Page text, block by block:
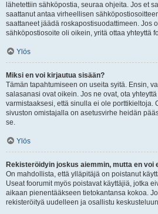
lähetettiin sähköpostia, seuraa ohjeita. Jos et
saattanut antaa virheellisen
saattaneet jäädä roskapostisuodattimeen. Jos
sähköpostiosoite oli oikein, yritä ottaa yhteyttä
Ylös
Miksi en voi kirjautua sisään?
Tämän tapahtumiseen on useita syitä. Ensin,
salasanasi ovat oikein. Jos ne ovat, ota
varmistaaksesi, että sinulla ei ole porttikieltoja.
sivuston omistajalla on asetusvirhe heidän
se.
Ylös
Rekisteröidyin joskus aiemmin, mutta en voi
On mahdollista, että ylläpitäjä on poistanut
Useat foorumit myös poistavat käyttäjiä, jotka
aikaan pienentääkseen tietokantansa kokoa.
rekisteröityä uudelleen ja osallistu